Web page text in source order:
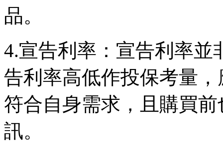
品。
4.宣告利率：宣告利率並
告利率高低作投保考量
符合自身需求，且購買
訊。